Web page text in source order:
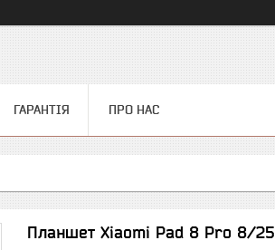
ГАРАНТІЯ ПРО НАС
Планшет Xiaomi Pad 8 Pro 8/